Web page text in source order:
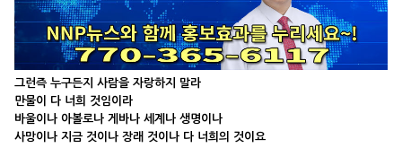
그런즉 누구든지 사람을 자랑하지 말라
만물이 다 너희 것임이라
바울이나 아볼로나 게바나 세계나 생명이나
사망이나 지금 것이나 장래 것이나 다 너희의 것이요